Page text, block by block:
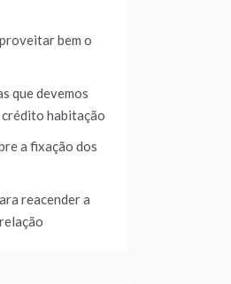
bem o
que devemos
habitação
a fixação dos
reacender a